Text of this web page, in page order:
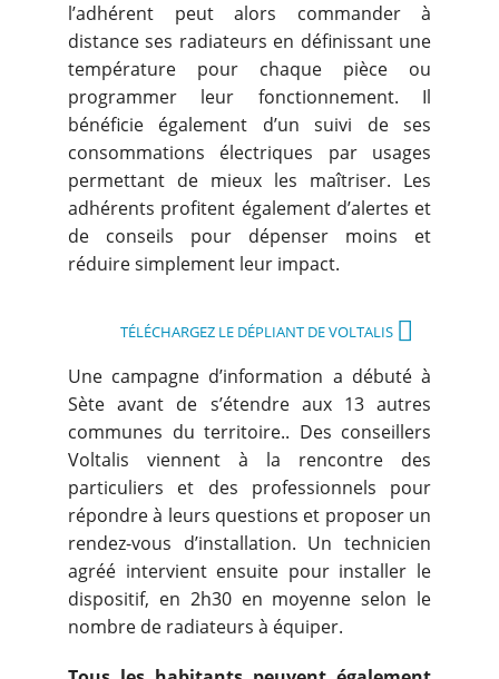
l’adhérent peut alors commander à
distance ses radiateurs en définissant une
température pour chaque pièce ou
programmer leur fonctionnement. Il
bénéficie également d’un suivi de ses
consommations électriques par usages
permettant de mieux les maîtriser. Les
adhérents profitent également d’alertes et
de conseils pour dépenser moins et
réduire simplement leur impact.
TÉLÉCHARGEZ LE DÉPLIANT DE VOLTALIS
Une campagne d’information a débuté à
Sète avant de s’étendre aux 13 autres
communes du territoire.. Des conseillers
Voltalis viennent à la rencontre des
particuliers et des professionnels pour
répondre à leurs questions et proposer un
rendez-vous d’installation. Un technicien
agréé intervient ensuite pour installer le
dispositif, en 2h30 en moyenne selon le
nombre de radiateurs à équiper.